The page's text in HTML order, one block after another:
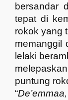
bersandar
tepat di
rokok yang
memanggil
lelaki
puntung
“De’emmaa,